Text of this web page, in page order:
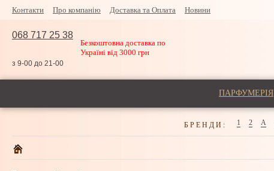
Контакти Про компанію Доставка та Оплата Новини
068 717 25 38
Безкоштовна доставка по
Україні від 3000 грн
з 9-00 до 21-00
ПАРФУМЕРІЯ
БРЕНДИ: 1 2 A